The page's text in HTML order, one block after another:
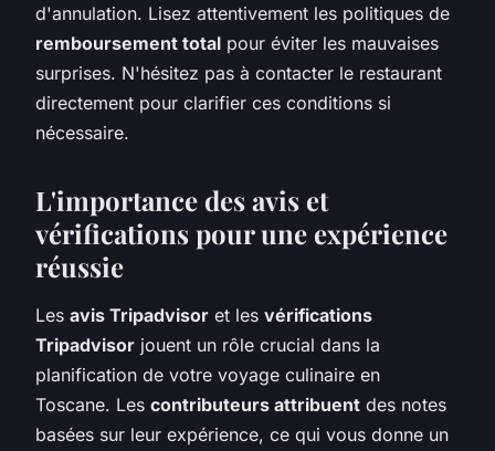
d'annulation. Lisez attentivement les politiques de
remboursement total pour éviter les mauvaises
surprises. N'hésitez pas à contacter le restaurant
directement pour clarifier ces conditions si
nécessaire.
L'importance des avis et
vérifications pour une expérience
réussie
Les avis Tripadvisor et les vérifications
Tripadvisor jouent un rôle crucial dans la
planification de votre voyage culinaire en
Toscane. Les contributeurs attribuent des notes
basées sur leur expérience, ce qui vous donne un